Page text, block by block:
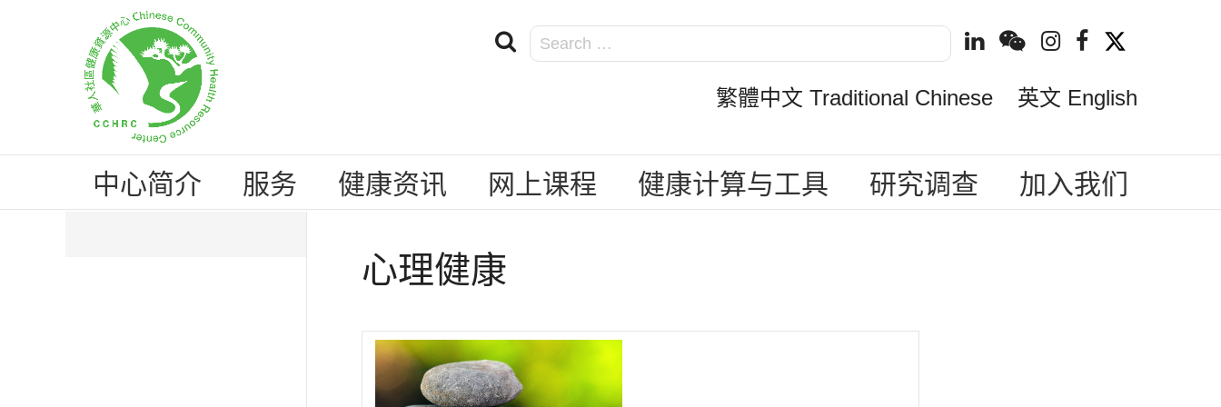
繁體中文 Traditional Chinese 英文 English
中心简介 服务 健康资讯 网上课程 健康计算与工具 研究调查 加入我们
心理健康